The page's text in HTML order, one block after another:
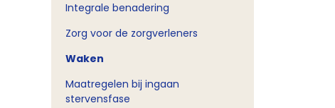
Integrale benadering
Zorg voor de zorgverleners
Waken
Maatregelen bij ingaan
stervensfase